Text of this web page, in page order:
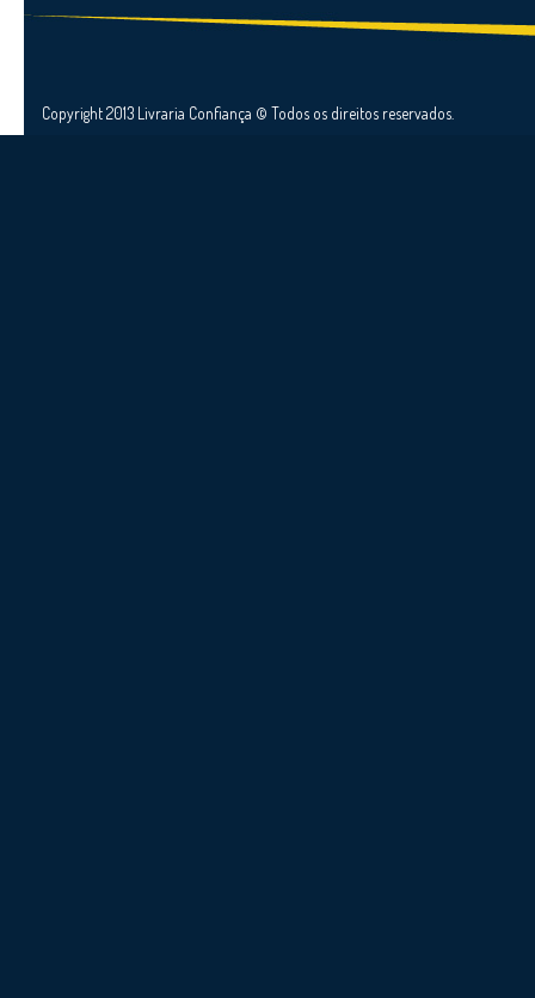
Copyright 2013 Livraria Confiança © Todos os direitos reservados.